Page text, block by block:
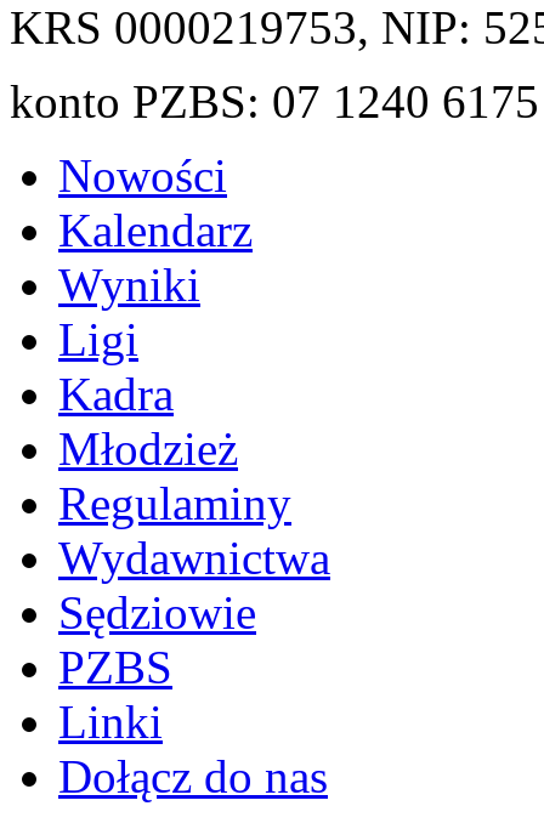
KRS 0000219753, NIP:
konto PZBS: 07 1240
Nowości
Kalendarz
Wyniki
Ligi
Kadra
Młodzież
Regulaminy
Wydawnictwa
Sędziowie
PZBS
Linki
Dołącz do nas